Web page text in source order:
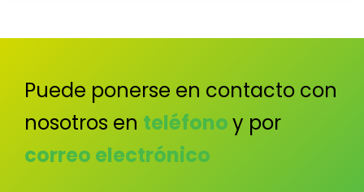
Puede ponerse en contacto con
nosotros en teléfonoy por
correo electrónico